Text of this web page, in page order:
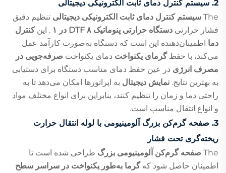
2. سیستم کنترل دمای ثابت الکترونیکی دیجیتالی
The سیستم کنترل دمای ثابت الکترونیکی دیجیتالی تنظیم دقیق
فشار حرارتی دستگاه حرارتی پنوماتیک DTF ۸ در ۱ . اینکنترل
دما اطمینان‌دهنده این است که دستگاه به‌صورت کارآمد عمل
می‌کند، با حفظگرمای یکنواخت دمای یکنواخت صرفه‌جویی در
مصرف انرژی در عین حفظ دمای مناسب دستگاه برای دستیابی
به بهترین نتایج. نمایش دیجیتال به اپراتورها امکان می‌دهد تا به
راحتی دما و زمان را تنظیم کنند، بنابراین برای انواع مختلف مواد
و انواع انتقال مناسب است.
3. صفحه گرم‌کن بزرگ آلومینیومی با لوله انتقال حرارت
ریخته‌گری تحت فشار
The صفحه گرم‌کن آلومینیومی بزرگ طراحی شده است تا
اطمینان حاصل شود کهگرما به‌طور یکنواخت در سراسر سطح